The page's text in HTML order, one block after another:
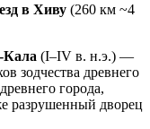
в Хиву (260 км ~4
Кала (I–IV в. н.э.) —
зодчества древнего
города,
разрушенный дворец